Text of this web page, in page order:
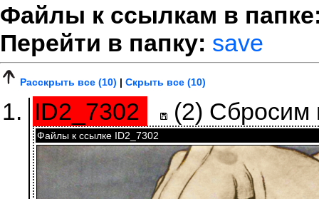
Файлы к ссылкам в
Перейти в папку: save
Расскрыть все (10) | Скрыть все (10)
ID2_7302 (2) Сбросим
Файлы к ссылке ID2_7302